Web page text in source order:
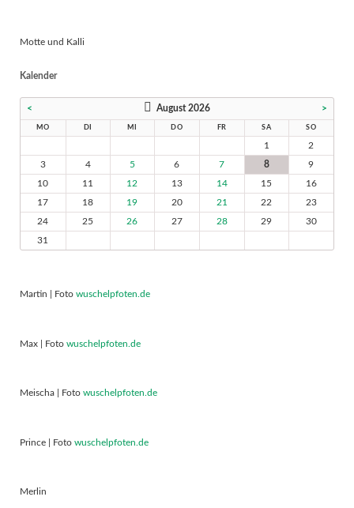
Motte und Kalli
Kalender
< August 2026 >
MO DI MI DO FR SA SO
1
2
3
4 5 6 7 8
9
10
11 12 13 14 15
16
17
18 19 20 21 22
23
24
25 26 27 28 29
30
31
Martin | Foto wuschelpfoten.de
Max | Foto wuschelpfoten.de
Meischa | Foto wuschelpfoten.de
Prince | Foto wuschelpfoten.de
Merlin